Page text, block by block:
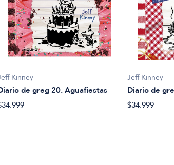
Kinney
de greg 20. Aguafiestas
Jeff Kinney
Diario de
$34.999